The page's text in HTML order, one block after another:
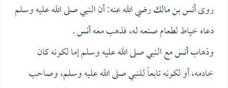
روىأنس بن مالكرضي الله عنه: أن النبي صلى الله عليه وسلم
دعاه خياط لطعام صنعه له، فذهب معهأنس.
وذهابأنسمع النبي صلى الله عليه وسلم إما لكونه كان
خادمه، أو لكونه تابعاً للنبي صلى الله عليه وسلم، وصاحب